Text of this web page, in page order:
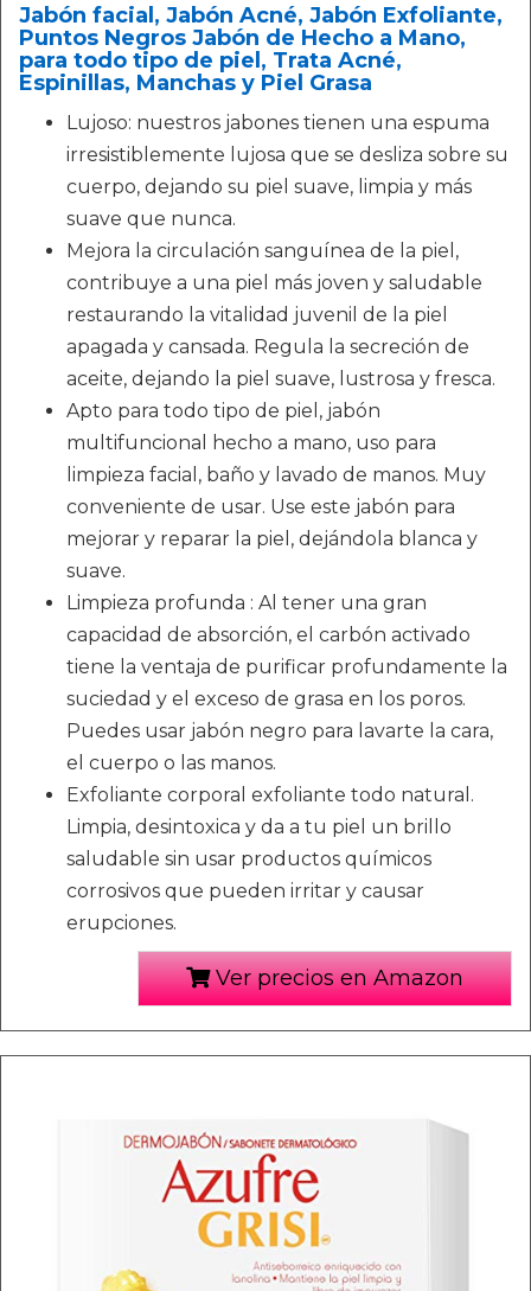
Jabón facial, Jabón Acné, Jabón Exfoliante,
Puntos Negros Jabón de Hecho a Mano,
para todo tipo de piel, Trata Acné,
Espinillas, Manchas y Piel Grasa
Lujoso: nuestros jabones tienen una espuma
irresistiblemente lujosa que se desliza sobre su
cuerpo, dejando su piel suave, limpia y más
suave que nunca.
Mejora la circulación sanguínea de la piel,
contribuye a una piel más joven y saludable
restaurando la vitalidad juvenil de la piel
apagada y cansada. Regula la secreción de
aceite, dejando la piel suave, lustrosa y fresca.
Apto para todo tipo de piel, jabón
multifuncional hecho a mano, uso para
limpieza facial, baño y lavado de manos. Muy
conveniente de usar. Use este jabón para
mejorar y reparar la piel, dejándola blanca y
suave.
Limpieza profunda : Al tener una gran
capacidad de absorción, el carbón activado
tiene la ventaja de purificar profundamente la
suciedad y el exceso de grasa en los poros.
Puedes usar jabón negro para lavarte la cara,
el cuerpo o las manos.
Exfoliante corporal exfoliante todo natural.
Limpia, desintoxica y da a tu piel un brillo
saludable sin usar productos químicos
corrosivos que pueden irritar y causar
erupciones.
Ver precios en Amazon